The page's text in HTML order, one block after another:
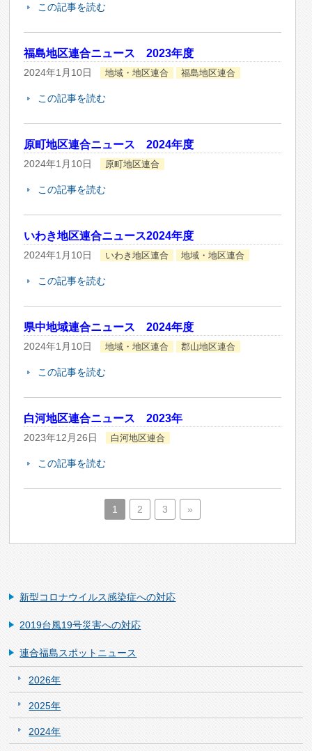
この記事を読む
福島地区連合ニュース 2023年度
2024年1月10日 地域・地区連合 福島地区連合
この記事を読む
原町地区連合ニュース 2024年度
2024年1月10日 原町地区連合
この記事を読む
いわき地区連合ニュース2024年度
2024年1月10日 いわき地区連合 地域・地区連合
この記事を読む
県中地域連合ニュース 2024年度
2024年1月10日 地域・地区連合 郡山地区連合
この記事を読む
白河地区連合ニュース 2023年
2023年12月26日 白河地区連合
この記事を読む
1 2 3 »
新型コロナウイルス感染症への対応
2019台風19号災害への対応
連合福島スポットニュース
2026年
2025年
2024年